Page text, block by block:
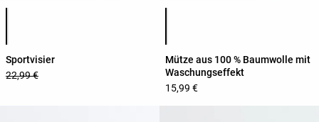
Sportvisier
22,99 €
Mütze aus 100 % Baumwolle mit
Waschungseffekt
15,99 €